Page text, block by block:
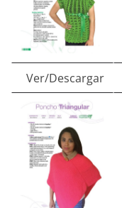
Ver/Descargar